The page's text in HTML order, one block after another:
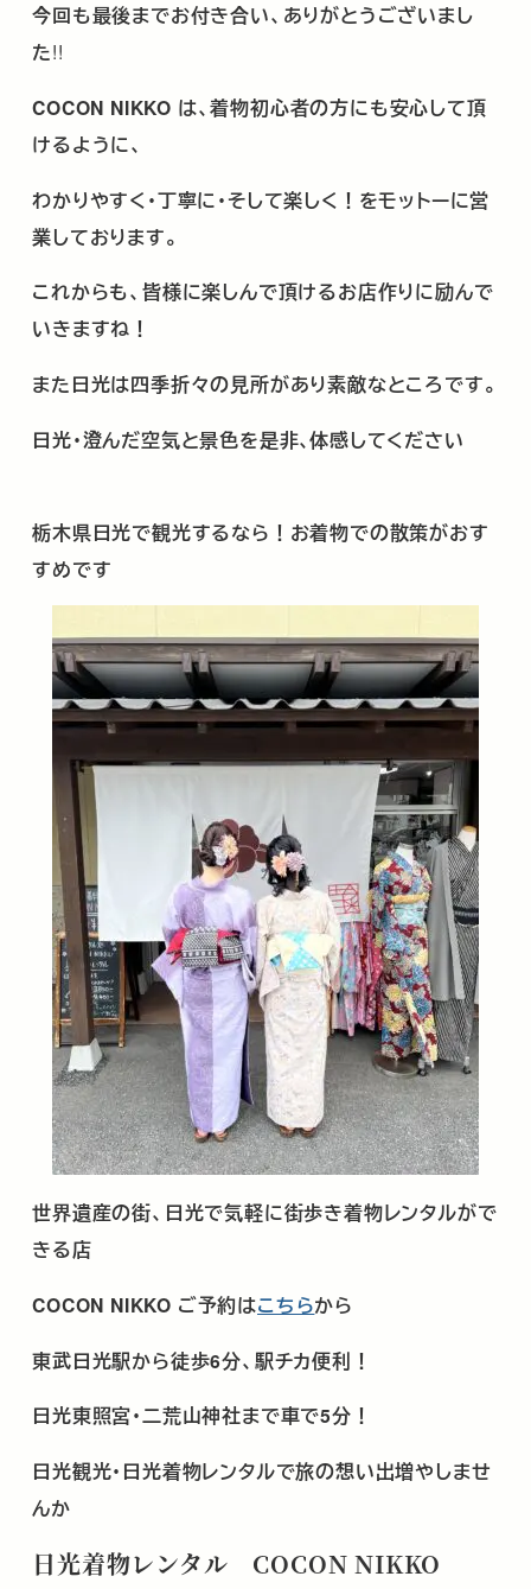
今回も最後までお付き合い、ありがとうございまし
た!!
COCON NIKKO は、着物初心者の方にも安心して頂
けるように、
わかりやすく･丁寧に･そして楽しく！をモットーに営
業しております。
これからも、皆様に楽しんで頂けるお店作りに励んで
いきますね！
また日光は四季折々の見所があり素敵なところです。
日光・澄んだ空気と景色を是非､体感してください
栃木県日光で観光するなら！お着物での散策がおす
すめです
世界遺産の街、日光で気軽に街歩き着物レンタルがで
きる店
COCON NIKKO ご予約はこちらから
東武日光駅から徒歩6分、駅チカ便利！
日光東照宮･二荒山神社まで車で5分！
日光観光･日光着物レンタルで旅の想い出増やしませ
んか
日光着物レンタル COCON NIKKO